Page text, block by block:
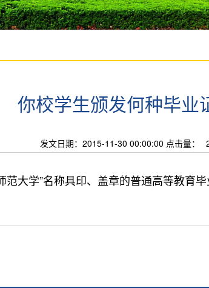
你校学生颁发何种毕业
发文日期：2015-11-30 00:00:00 点击量：
大学”名称具印、盖章的普通高等教育